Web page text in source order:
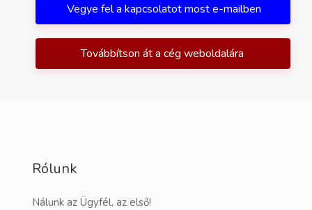
Vegye fel a kapcsolatot most e-mailben
Továbbítson át a cég weboldalára
Rólunk
Nálunk az Ügyfél, az első!